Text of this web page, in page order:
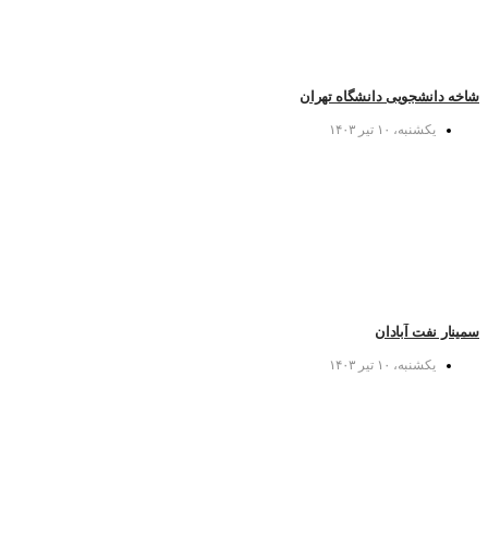
شاخه دانشجویی دانشگاه تهران
یکشنبه، ۱۰ تیر ۱۴۰۳
سمینار نفت آبادان
یکشنبه، ۱۰ تیر ۱۴۰۳